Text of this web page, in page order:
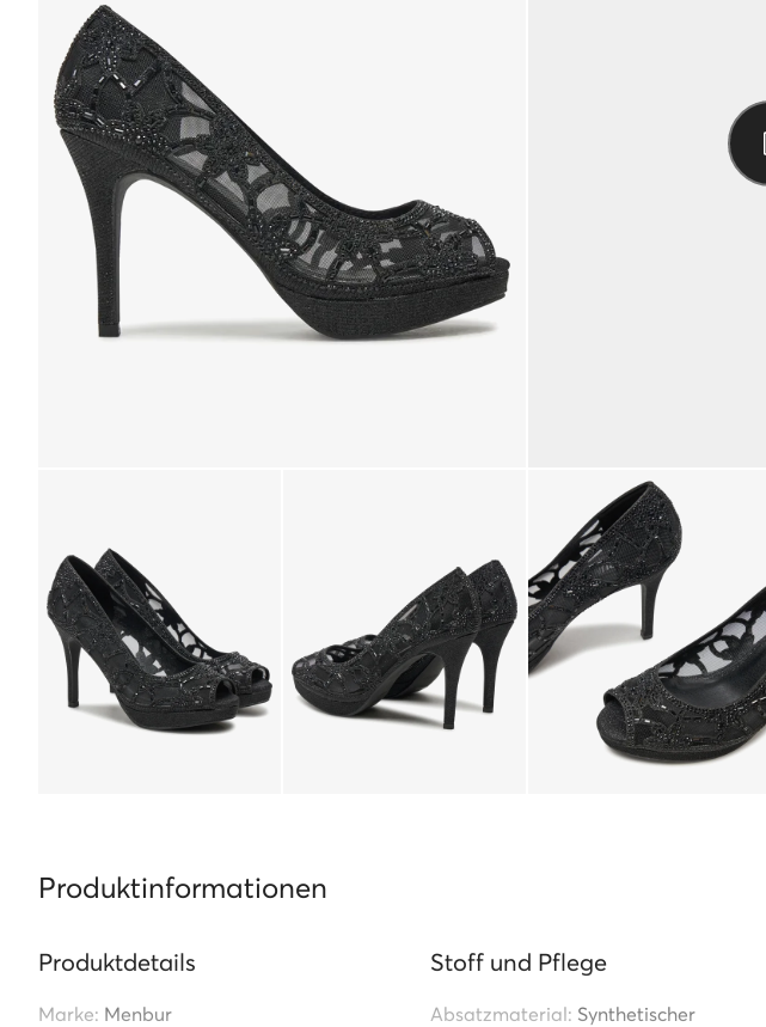
Produktinformationen
Produktdetails
Marke: Menbur
Stoff und Pflege
Absatzmaterial: Synthetischer